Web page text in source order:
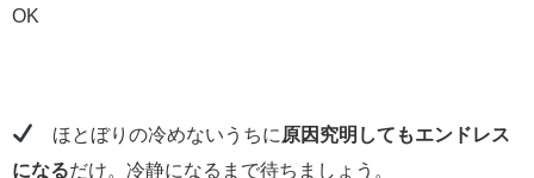
OK
ほとぼりの冷めないうちに 原因究明してもエンドレス
になるだけ。冷静になるまで待ちましょう。